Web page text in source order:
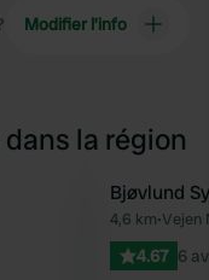
Modifier l’info
la région
Préféré
Bjøvlund
4,6 km•Vejen
4.67 6